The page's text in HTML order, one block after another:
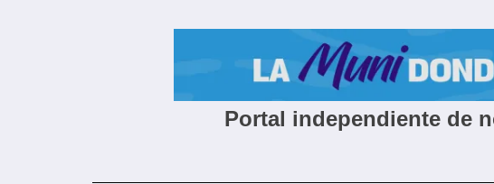
Portal independiente de